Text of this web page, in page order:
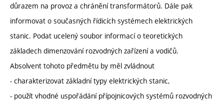
důrazem na provoz a chránění transformátorů. Dále pak
informovat o současných řídicích systémech elektrických
stanic. Podat ucelený soubor informací o teoretických
základech dimenzování rozvodných zařízení a vodičů.
Absolvent tohoto předmětu by měl zvládnout
- charakterizovat základní typy elektrických stanic,
- použít vhodné uspořádání přípojnicových systémů rozvodných